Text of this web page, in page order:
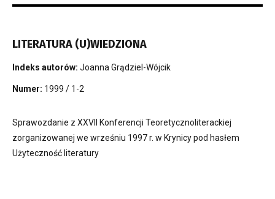
LITERATURA (U)WIEDZIONA
Indeks autorów: Joanna Grądziel-Wójcik
Numer: 1999 / 1-2
Sprawozdanie z XXVII Konferencji Teoretycznoliterackiej
zorganizowanej we wrześniu 1997 r. w Krynicy pod hasłem
Użyteczność literatury